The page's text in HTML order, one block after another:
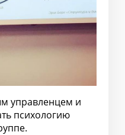
управленцем и
психологию